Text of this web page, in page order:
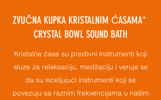
ZVUČNA KUPKA KRISTALNIM ĆASAMA*
CRYSTAL BOWL SOUND BATH
Kristalne ćase su predivni instrumenti koji
sluze za relaksaciju, meditaciju i veruje se
da su isceljujući instrumenti koji se
povezuju sa raznim frekvencijama u našim